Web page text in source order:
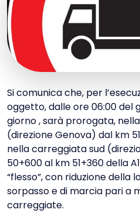
Si comunica che, per
oggetto, dalle ore 06:00 del
giorno , sarà prorogata,
(direzione Genova) dal km
nella carreggiata sud
50+600 al km 51+360 della
“flesso”, con riduzione della
sorpasso e di marcia pari a
carreggiate.